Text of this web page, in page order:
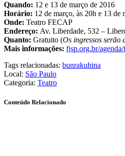
Quando: 12 e 13 de março de 2016
Horário: 12 de março, às 20h e 13 de
Onde: Teatro FECAP
Endereço: Av. Liberdade, 532 –
Quanto: Gratuito (Os ingressos
Mais informações: fjsp.org.br/
Tags relacionadas: bunrakuhina
Local: São Paulo
Categoria: Teatro
Conteúdo Relacionado